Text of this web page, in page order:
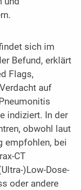
sich im
Befund, erklärt
Flags,
auf
indiziert. In der
obwohl laut
empfohlen, bei
CT
)Low-Dose-
oder andere